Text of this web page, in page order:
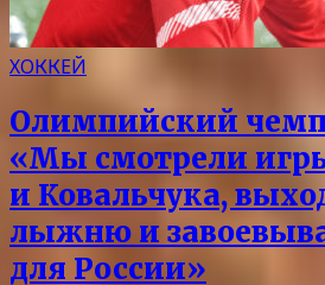
ХОККЕЙ
Олимпийский
«Мы смотрели
и Ковальчука,
лыжню и
для России»